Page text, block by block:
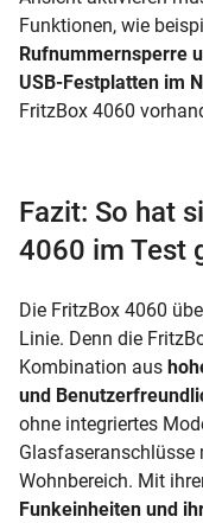
Funktionen, wie
Rufnummernsperre
USB-Festplatten im
FritzBox 4060
Fazit: So hat
4060 im Test
Die FritzBox 4060
Linie. Denn die
Kombination aus
und
ohne integriertes
Glasfaseranschlüsse
Wohnbereich. Mit
Funkeinheiten und